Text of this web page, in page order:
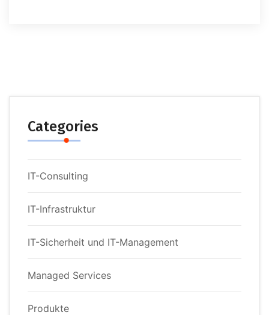
Categories
IT-Consulting
IT-Infrastruktur
IT-Sicherheit und IT-Management
Managed Services
Produkte